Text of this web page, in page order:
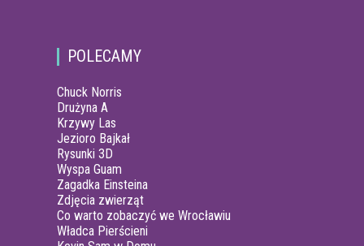
POLECAMY
Chuck Norris
Drużyna A
Krzywy Las
Jezioro Bajkał
Rysunki 3D
Wyspa Guam
Zagadka Einsteina
Zdjęcia zwierząt
Co warto zobaczyć we Wrocławiu
Władca Pierścieni